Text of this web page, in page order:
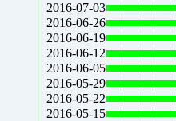
2016-07-03
2016-06-26
2016-06-19
2016-06-12
2016-06-05
2016-05-29
2016-05-22
2016-05-15